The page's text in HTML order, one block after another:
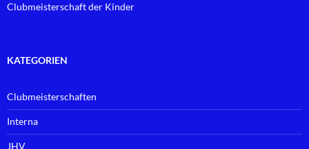
Clubmeisterschaft der Kinder
KATEGORIEN
Clubmeisterschaften
Interna
JHV